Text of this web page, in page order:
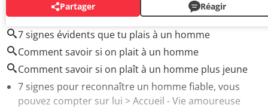
Partager Réagir
AUTOUR DU MÊME SUJET
7 signes évidents que tu plais à un homme
Comment savoir si on plait à un homme
Comment savoir si on plaît à un homme plus jeune
7 signes pour reconnaître un homme fiable, vous
pouvez compter sur lui > Accueil - Vie amoureuse